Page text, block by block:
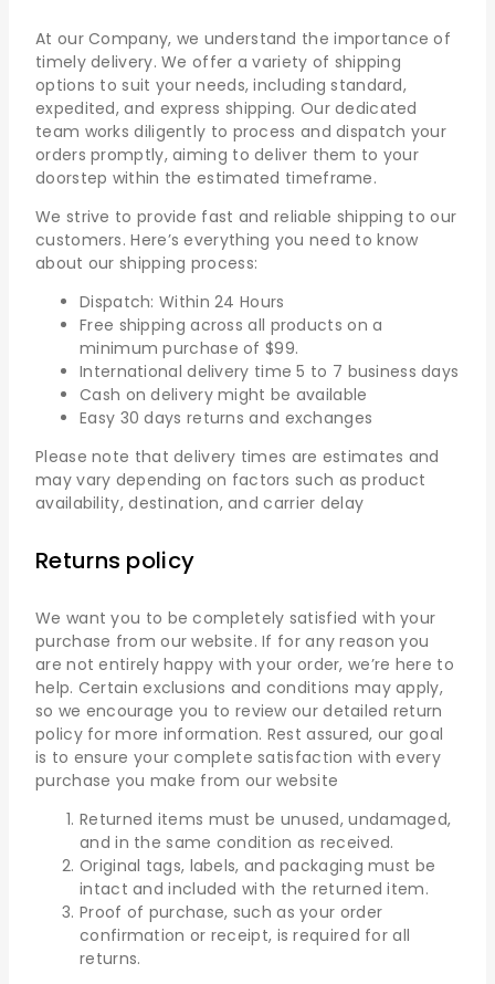
At our Company, we understand the importance of
timely delivery. We offer a variety of shipping
options to suit your needs, including standard,
expedited, and express shipping. Our dedicated
team works diligently to process and dispatch your
orders promptly, aiming to deliver them to your
doorstep within the estimated timeframe.
We strive to provide fast and reliable shipping to our
customers. Here’s everything you need to know
about our shipping process:
Dispatch: Within 24 Hours
Free shipping across all products on a
minimum purchase of $99.
International delivery time 5 to 7 business days
Cash on delivery might be available
Easy 30 days returns and exchanges
Please note that delivery times are estimates and
may vary depending on factors such as product
availability, destination, and carrier delay
Returns policy
We want you to be completely satisfied with your
purchase from our website. If for any reason you
are not entirely happy with your order, we’re here to
help. Certain exclusions and conditions may apply,
so we encourage you to review our detailed return
policy for more information. Rest assured, our goal
is to ensure your complete satisfaction with every
purchase you make from our website
Returned items must be unused, undamaged,
and in the same condition as received.
Original tags, labels, and packaging must be
intact and included with the returned item.
Proof of purchase, such as your order
confirmation or receipt, is required for all
returns.